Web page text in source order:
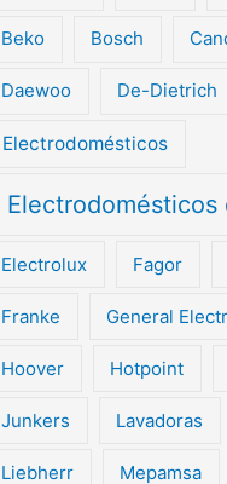
Beko Bosch
Daewoo De-Dietrich
Electrodomésticos
Electrodomésticos
Electrolux Fagor
Franke General
Hoover Hotpoint
Junkers Lavadoras
Liebherr Mepamsa